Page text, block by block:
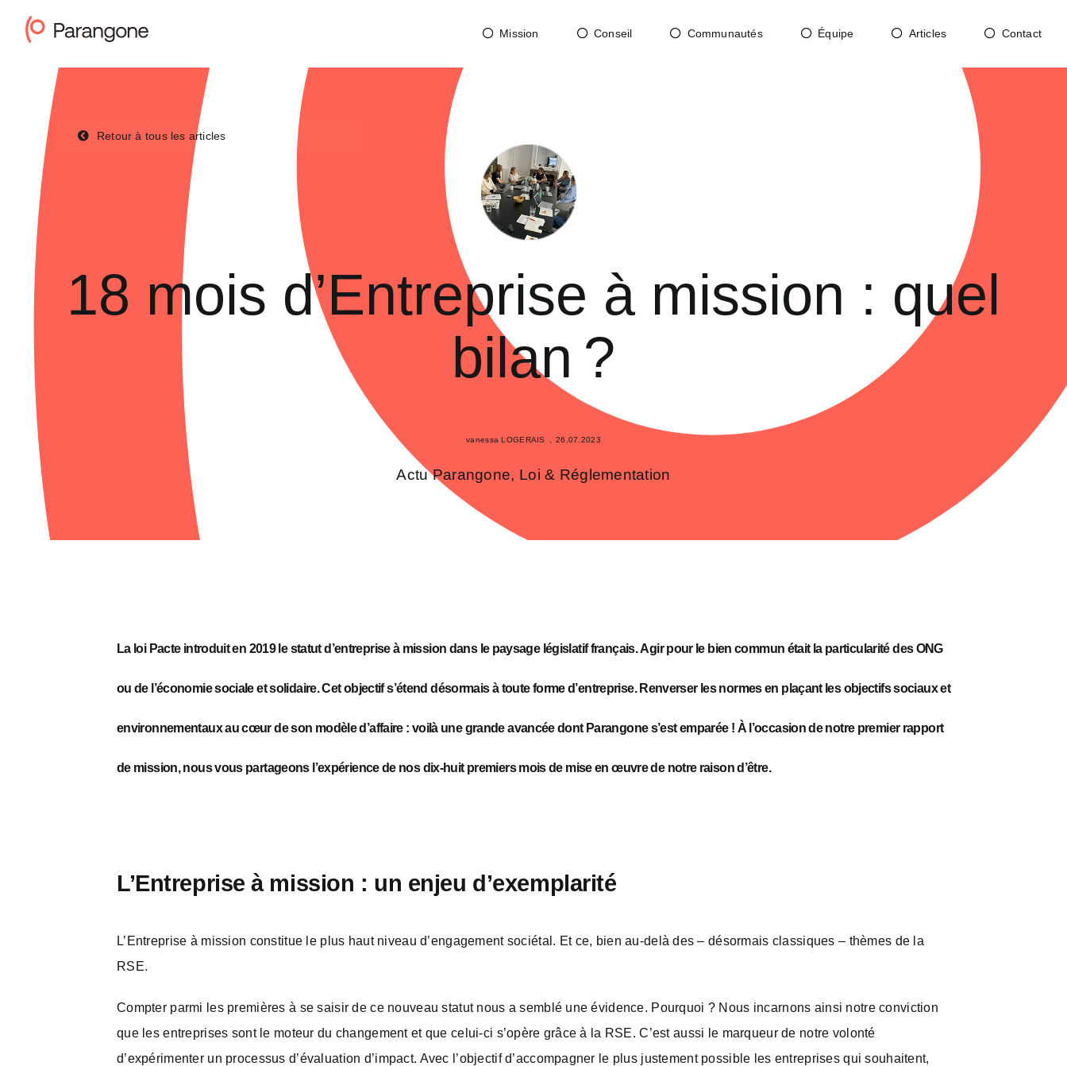
Mission Conseil Communautés Équipe Articles Contact
Retour à tous les articles
18 mois d’Entreprise à mission : quel
bilan ?
vanessa LOGERAIS 26.07.2023
Actu Parangone, Loi & Réglementation
La loi Pacte introduit en 2019 e statut d’entreprise à mission dans le paysage législatif français.Agirpour le bien commun était la particularité desONG
ou de l’économie sociale et solidaire. Cet objectifs’étend désormais à toute forme d’entreprise. Renverser les normes en plaçant les objectifs sociaux et
environnementaux au cœur de son modèle d’affaire : voilà une grande avancée dont Parangone s’est emparée ! À l’occasion de notre premier rapport
de mission, nous vous partageons l’expérience de nos dix-huit premiers mois de mise en œuvre de notre raison d’être.
L’Entreprise à mission : un enjeu d’exemplarité
L’Entreprise à mission constitue le plus haut niveau d’engagement sociétal. Et ce, bien au-delà des – désormais classiques – thèmes de la
RSE.
Compter parmi les premières à se saisir de ce nouveau statut nous a semblé une évidence. Pourquoi ? Nous incarnons ainsi notre conviction
que les entreprises sont le moteur du changement et que celui-ci s’opère grâce à la RSE. C’est aussi le marqueur de notre volonté
d’expérimenter un processus d’évaluation d’impact. Avec l’objectif d’accompagner le plus justement possible les entreprises qui souhaitent,